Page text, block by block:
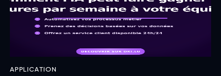
APPLICATION